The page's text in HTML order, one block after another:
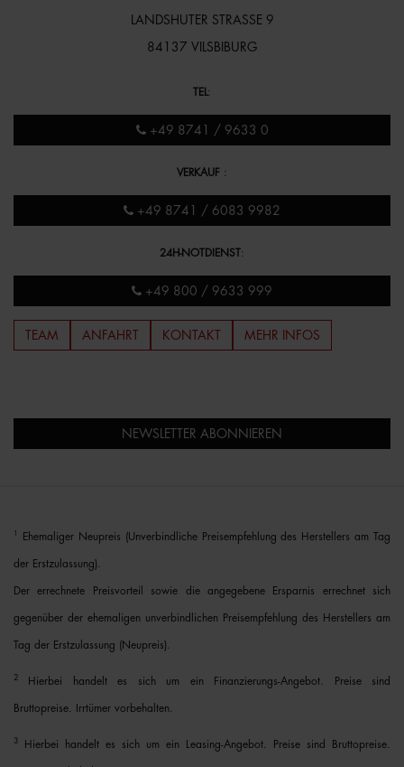
LANDSHUTER STRASSE 9
84137 VILSBIBURG
TEL :
+49 8741 / 9633 0
VERKAUF :
+49 8741 / 6083 9982
24H-NOTDIENST:
+49 800 / 9633 999
TEAM ANFAHRT KONTAKT MEHR INFOS
NEWSLETTER ABONNIEREN
Ehemaliger Neupreis (Unverbindliche Preisempfehlung des Herstellers am Tag
der Erstzulassung).
Der errechnete Preisvorteil sowie die angegebene Ersparnis errechnet sich
gegenüber der ehemaligen unverbindlichen Preisempfehlung des Herstellers am
Tag der Erstzulassung (Neupreis).
2 Hierbei handelt es sich um ein Finanzierungs-Angebot. Preise sind
Bruttopreise. Irrtümer vorbehalten.
3 Hierbei handelt es sich um ein Leasing-Angebot. Preise sind Bruttopreise.